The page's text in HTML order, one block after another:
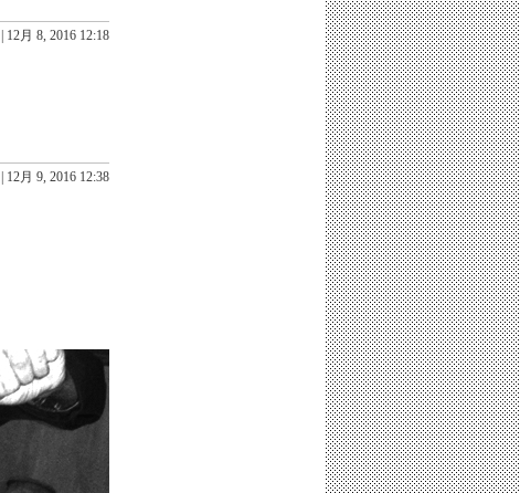
12月 8, 2016 12:18
12月 9, 2016 12:38